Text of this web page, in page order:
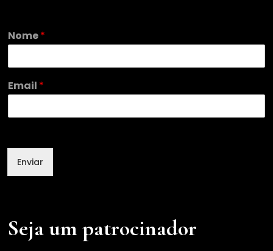
N
o
e
N
m
Nome*
Email *
Enviar
Seja um patrocinador